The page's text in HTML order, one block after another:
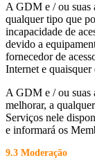
A GDM e / ou suas
qualquer tipo que
incapacidade de
devido a
fornecedor de
Internet e quaisquer
A GDM e / ou suas
melhorar, a
Serviços nele
e informará os
9.3 Moderação